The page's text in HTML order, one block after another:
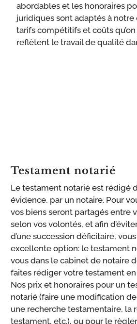
abordables et les honoraires
juridiques sont adaptés à
tarifs compétitifs et coûts
reflètent le travail de qualité
Testament notarié
Le testament notarié est rédigé
évidence, par un notaire. Pour
vos biens seront partagés entre
selon vos volontés, et afin
d’une succession déficitaire,
excellente option: le testament
vous dans le cabinet de notaire
faites rédiger votre testament
Nos prix et honoraires pour un
notarié (faire une modification
une recherche testamentaire, la
testament, etc.), ou pour le